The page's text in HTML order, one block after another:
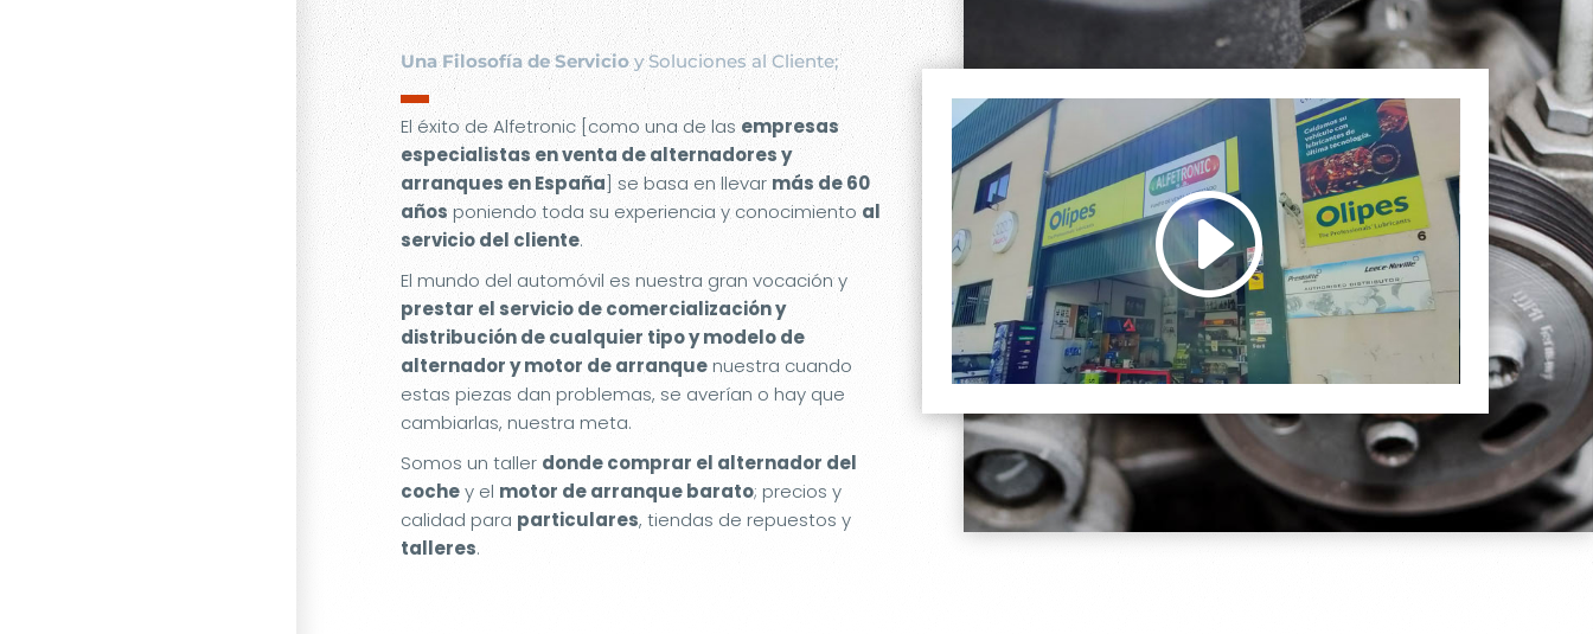
Una Filosofía de Servicioy Soluciones al Cliente;
▬
El éxito de Alfetronic [como una de lasempresas
especialistas en venta de alternadores y
arranques en España] se basa en llevar más de 60
años poniendo toda su experiencia y conocimiento al
servicio del cliente.
El mundo del automóvil es nuestra gran vocación y
prestar el servicio de comercialización y
distribución de cualquier tipo y modelo de
alternador y motor de arranquenuestra cuando
estas piezas dan problemas, se averían o hay que
cambiarlas, nuestra meta.
Somos un taller donde comprar el alternador del
cochey el motor de arranque barato; precios y
calidad para particulares, tiendas de repuestos y
talleres.